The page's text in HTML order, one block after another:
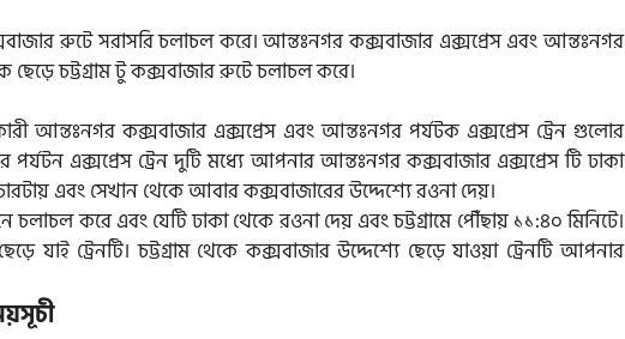
রুটে সরাসরি চলাচল করে। আন্তঃনগর কক্সবাজার এক্সপ্রেস এবং আন্তঃনগর
ছেড়ে চট্টগ্রাম টু কক্সবাজার রুটে চলাচল করে।
আন্তঃনগর কক্সবাজার এক্সপ্রেস এবং আন্তঃনগর পর্যটক এক্সপ্রেস ট্রেন গুলোর
এক্সপ্রেস ট্রেন দুটি মধ্যে আপনার আন্তঃনগর কক্সবাজার এক্সপ্রেস টি ঢাকা
এবং সেখান থেকে আবার কক্সবাজারের উদ্দেশ্যে রওনা দেয়।
চলাচল করে এবং যেটি ঢাকা থেকে রওনা দেয় এবং চট্টগ্রামে পৌঁছায় ১১:৪০ মিনিটে।
যাই ট্রেনটি। চট্টগ্রাম থেকে কক্সবাজার উদ্দেশ্যে ছেড়ে যাওয়া ট্রেনটি আপনার